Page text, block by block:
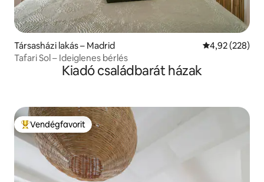
Társasházi lakás – Madrid Átlagos
4,92 (228)
Tafari Sol – Ideiglenes bérlés
Kiadó családbarát házak
Kiemelt vendégfavorit
Vendégfavorit